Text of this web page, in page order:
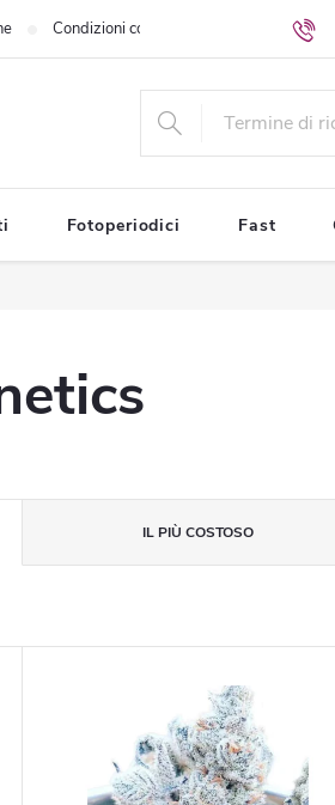
Condizioni commerciali
Fotoperiodici Fast
IL PIÙ COSTOSO